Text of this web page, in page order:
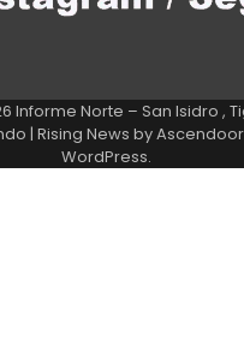
Informe Norte – San Isidro ,
| Rising News byAscendoor
WordPress.